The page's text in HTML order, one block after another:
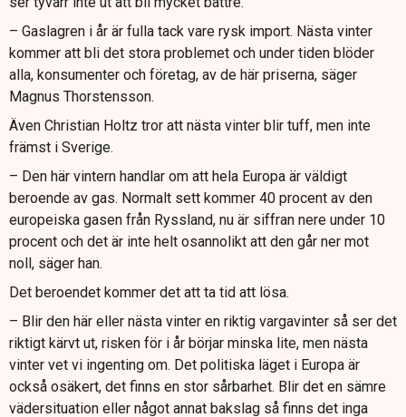
– Gaslagren i år är fulla tack vare rysk import. Nästa vinter
kommer att bli det stora problemet och under tiden blöder
alla, konsumenter och företag, av de här priserna, säger
Magnus Thorstensson.
Även Christian Holtz tror att nästa vinter blir tuff, men inte
främst i Sverige.
– Den här vintern handlar om att hela Europa är väldigt
beroende av gas. Normalt sett kommer 40 procent av den
europeiska gasen från Ryssland, nu är siffran nere under 10
procent och det är inte helt osannolikt att den går ner mot
noll, säger han.
Det beroendet kommer det att ta tid att lösa.
– Blir den här eller nästa vinter en riktig vargavinter så ser det
riktigt kärvt ut, risken för i år börjar minska lite, men nästa
vinter vet vi ingenting om. Det politiska läget i Europa är
också osäkert, det finns en stor sårbarhet. Blir det en sämre
vädersituation eller något annat bakslag så finns det inga